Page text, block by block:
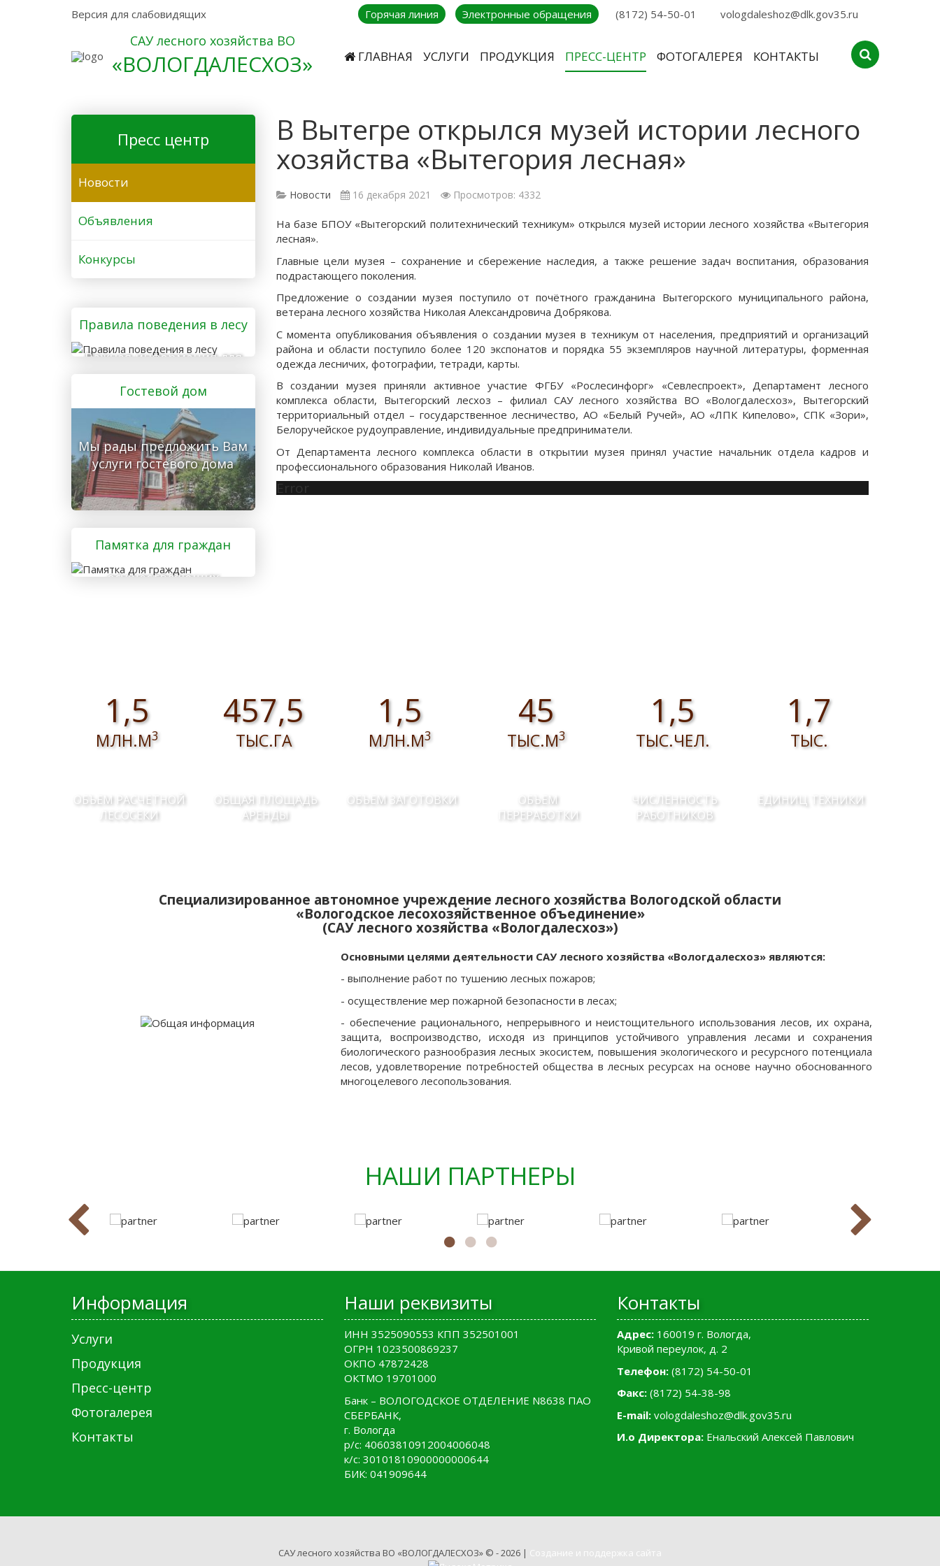
Версия для слабовидящих Горячая линия Электронные обращения (8172) 54-50-01 vologdaleshoz@dlk.gov35.ru
САУ лесного хозяйства ВО
«ВОЛОГДАЛЕСХОЗ» ГЛАВНАЯ УСЛУГИ ПРОДУКЦИЯ ПРЕСС-ЦЕНТР ФОТОГАЛЕРЕЯ КОНТАКТЫ
В Вытегре открылся музей истории лесного
хозяйства «Вытегория лесная»
Новости 16 декабря 2021 Просмотров: 4332
На базе БПОУ «Вытегорский политехнический техникум» открылся музей истории лесного хозяйства «Вытегория
лесная».
Главные цели музея – сохранение и сбережение наследия, а также решение задач воспитания, образования
подрастающего поколения.
Предложение о создании музея поступило от почётного гражданина Вытегорского муниципального района,
ветерана лесного хозяйства Николая Александровича Добрякова.
С момента опубликования объявления о создании музея в техникум от населения, предприятий и организаций
района и области поступило более 120 экспонатов и порядка 55 экземпляров научной литературы, форменная
одежда лесничих, фотографии, тетради, карты.
В создании музея приняли активное участие ФГБУ «Рослесинфорг» «Севлеспроект», Департамент лесного
комплекса области, Вытегорский лесхоз – филиал САУ лесного хозяйства ВО «Вологдалесхоз», Вытегорский
территориальный отдел – государственное лесничество, АО «Белый Ручей», АО «ЛПК Кипелово», СПК «Зори»,
Белоручейское рудоуправление, индивидуальные предприниматели.
От Департамента лесного комплекса области в открытии музея принял участие начальник отдела кадров и
профессионального образования Николай Иванов.
Error
Пресс центр
Новости
Объявления
Конкурсы
Правила поведения в лесу
Важная информация для
тех, кто отправляется в
лес
Гостевой дом
Мы рады предложить Вам
услуги гостевого дома
Памятка для граждан
осуществляющих
1,5
МЛН.М3
ОБЪЕМ РАСЧЕТНОЙ
ЛЕСОСЕКИ
457,5
ТЫС.ГА
ОБЩАЯ ПЛОЩАДЬ
АРЕНДЫ
1,5
МЛН.М3
ОБЪЕМ ЗАГОТОВКИ
45
ТЫС.М3
ОБЪЕМ
ПЕРЕРАБОТКИ
1,5
ТЫС.ЧЕЛ.
ЧИСЛЕННОСТЬ
РАБОТНИКОВ
1,7
ТЫС.
ЕДИНИЦ ТЕХНИКИ
Специализированное автономное учреждение лесного хозяйства Вологодской области
«Вологодское лесохозяйственное объединение»
(САУ лесного хозяйства «Вологдалесхоз»)
Основными целями деятельности САУ лесного хозяйства «Вологдалесхоз» являются:
- выполнение работ по тушению лесных пожаров;
- осуществление мер пожарной безопасности в лесах;
- обеспечение рационального, непрерывного и неистощительного использования лесов, их охрана,
защита, воспроизводство, исходя из принципов устойчивого управления лесами и сохранения
биологического разнообразия лесных экосистем, повышения экологического и ресурсного потенциала
лесов, удовлетворение потребностей общества в лесных ресурсах на основе научно обоснованного
многоцелевого лесопользования.
НАШИ ПАРТНЕРЫ
Информация
Услуги
Продукция
Пресс-центр
Фотогалерея
Контакты
Наши реквизиты
ИНН 3525090553 КПП 352501001
ОГРН 1023500869237
ОКПО 47872428
ОКТМО 19701000
Банк – ВОЛОГОДСКОЕ ОТДЕЛЕНИЕ N8638 ПАО
СБЕРБАНК,
г. Вологда
р/с: 40603810912004006048
к/с: 30101810900000000644
БИК: 041909644
Контакты
Адрес: 160019 г. Вологда,
Кривой переулок, д. 2
Телефон: (8172) 54-50-01
Факс: (8172) 54-38-98
E-mail: vologdaleshoz@dlk.gov35.ru
И.о Директора: Енальский Алексей Павлович
САУ лесного хозяйства ВО «ВОЛОГДАЛЕСХОЗ» © - 2026 | Создание и поддержка сайта